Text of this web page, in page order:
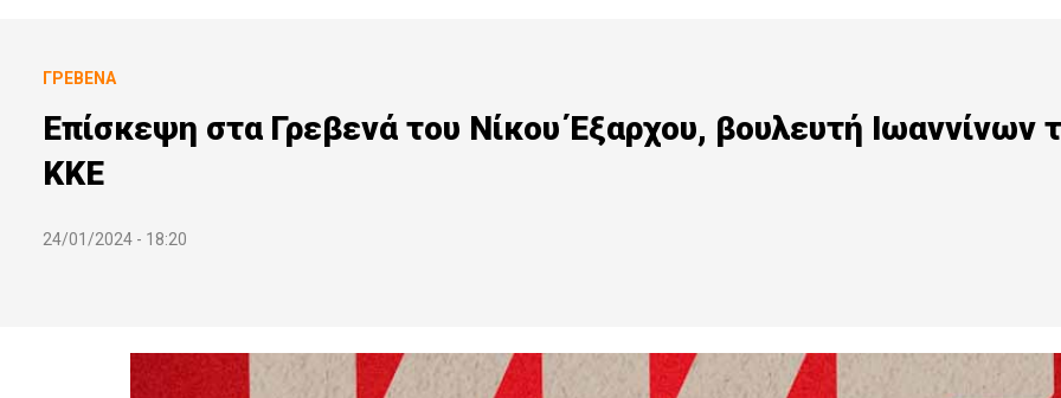
ΓΡΕΒΕΝΆ
Επίσκεψη στα Γρεβενά του Νίκου Έξαρχου, βουλευτή Ιωαννίνων
ΚΚΕ
24/01/2024 - 18:20